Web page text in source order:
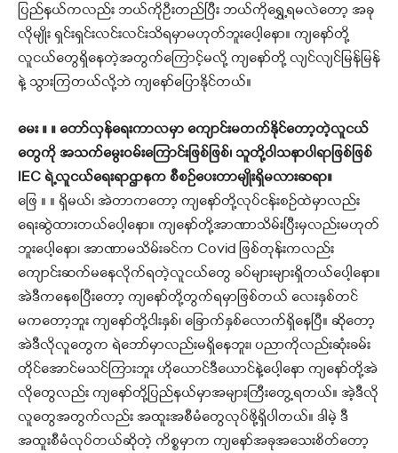
ပြည်နယ်ကလည်း ဘယ်ကိုဦးတည်ပြီး ဘယ်ကိုရွှေ့ရမလဲတော့ အခု
လိုမျိုး ရှင်းရှင်းလင်းလင်းသိရမှာမဟုတ်ဘူးပေါ့နော။ ကျနော်တို့
လူငယ်တွေရှိနေတဲ့အတွက်ကြောင့်မလို့ ကျနော်တို့ လျင်လျင်မြန်မြန်
နဲ့ သွားကြတယ်လို့ဘဲ ကျနော်ပြောနိုင်တယ်။
မေး ။ ။ တော်လှန်ရေးကာလမှာ ကျောင်းမတက်နိုင်တော့တဲ့လူငယ်
တွေကို အသက်မွေးဝမ်းကြောင်းဖြစ်ဖြစ်၊ သူတို့ဝါသနာပါရာဖြစ်ဖြစ်
IEC ရဲ့လူငယ်ရေးရာဌာနက စီစဉ်ပေးတာမျိုးရှိမလားဆရာ။
ဖြေ ။ ။ ရှိမယ်၊ အဲတာကတော့ ကျနော်တို့လုပ်ငန်းစဉ်ထဲမှာလည်း
ရေးဆွဲထားတယ်ပေါ့နော။ ကျနော်တို့အာဏာသိမ်းပြီးမှလည်းမဟုတ်
ဘူးပေါ့နော၊ အာဏာမသိမ်းခင်က Covid ဖြစ်တုန်းကလည်း
ကျောင်းဆက်မနေလိုက်ရတဲ့လူငယ်တွေ ခပ်များများရှိတယ်ပေါ့နော။
အဲဒီကနေစပြီးတော့ ကျနော်တို့တွက်ရမှာဖြစ်တယ် လေးနှစ်တင်
မကတော့ဘူး ကျနော်တို့ငါးနှစ်၊ ခြောက်နှစ်လောက်ရှိနေပြီ။ ဆိုတော့
အဲဒီလိုလူတွေက ရဲဘော်မှာလည်းမရှိနေဘူး၊ ပညာကိုလည်းဆုံးခမ်း
တိုင်အောင်မသင်ကြားဘူး ဟိုယောင်ဒီယောင်နဲ့ပေါ့နော ကျနော်တို့အဲ
လိုတွေလည်း ကျနော်တို့ပြည်နယ်မှာအများကြီးတွေ့ရတယ်။ အဲ့ဒီလို
လူတွေအတွက်လည်း အထူးအစီမံတွေလုပ်ဖို့ရှိပါတယ်။ ဒါမဲ့ ဒီ
အထူးစီမံလုပ်တယ်ဆိုတဲ့ ကိစ္စမှာက ကျနော်အခုအသေးစိတ်တော့